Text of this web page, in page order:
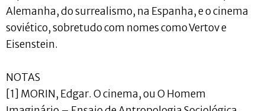
Alemanha, do surrealismo, na Espanha, e o cinema
soviético, sobretudo com nomes como Vertov e
Eisenstein.
NOTAS
[1] MORIN, Edgar. O cinema, ou O Homem